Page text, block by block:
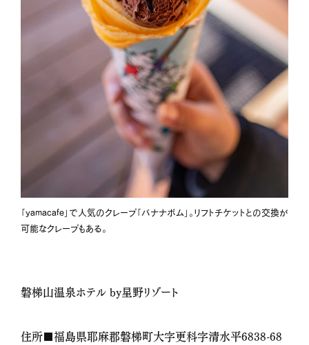
「yamacafe」で人気のクレープ「バナナボム」。リフトチケットとの交換が
可能なクレープもある。
磐梯山温泉ホテル by星野リゾート
住所■福島県耶麻郡磐梯町大字更科字清水平6838-68